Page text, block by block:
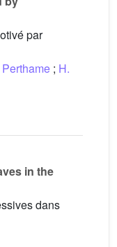
par
Perthame ; H.
in the
dans